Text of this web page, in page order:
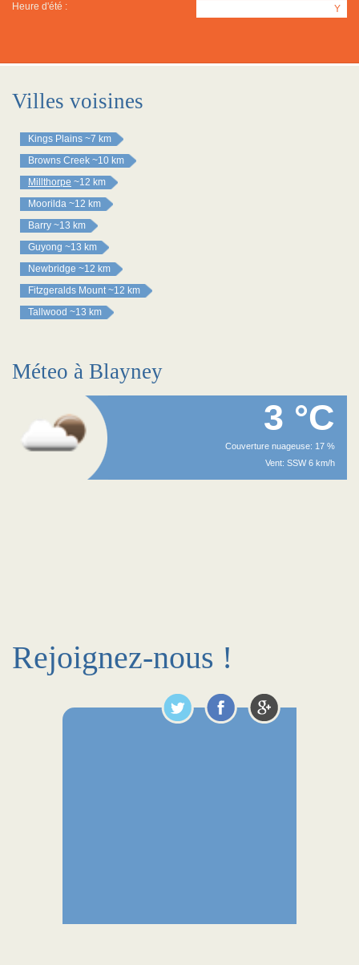
Heure d'été : Y
Villes voisines
Kings Plains ~7 km
Browns Creek ~10 km
Millthorpe ~12 km
Moorilda ~12 km
Barry ~13 km
Guyong ~13 km
Newbridge ~12 km
Fitzgeralds Mount ~12 km
Tallwood ~13 km
Méteo à Blayney
3 °C
Couverture nuageuse: 17 %
Vent: SSW 6 km/h
Rejoignez-nous !